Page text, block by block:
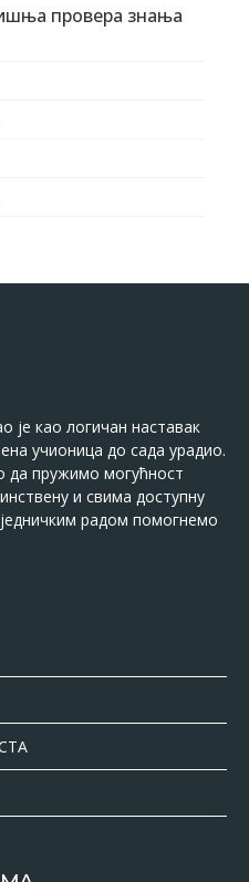
провера знања
је као логичан наставак
учионица до сада урадио.
пружимо могућност
и свима доступну
радом помогнемо